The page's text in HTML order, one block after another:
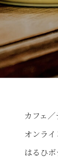
カフェ
オンラ
はるひ